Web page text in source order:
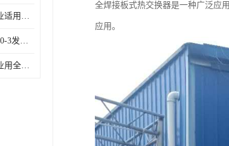
化工、电力、钢铁行业适用冷却冷凝蒸发加热不锈钢可拆式板式换热器
湖南怀化KHZD-BN210-3发动机柴油冷却钎焊机板式热交换器
湖南衡阳化工农药行业用全焊接板式冷凝器专业定制
全焊接板式热交换器是一种广泛应
应用。